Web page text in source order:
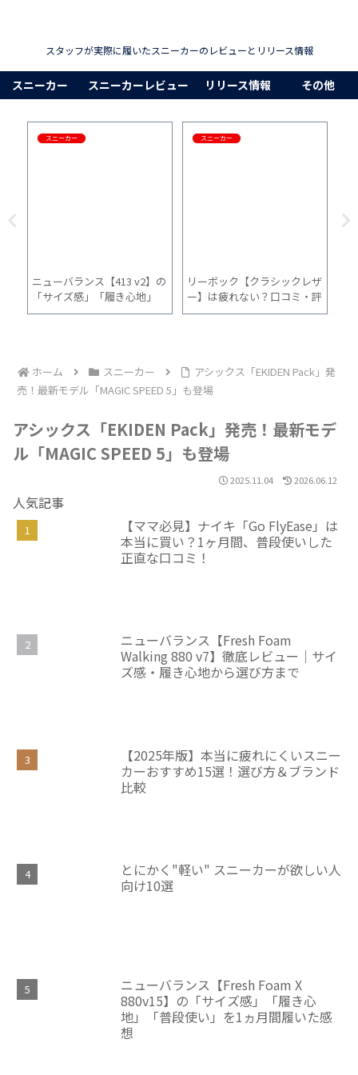
スタッフが実際に履いたスニーカーのレビューとリリース情報
スニーカー スニーカーレビュー リリース情報 その他
スニーカー
ニューバランス【413 v2】の
「サイズ感」「履き心地」
「普段使い」を1ヵ月間履い
スニーカー
リーボック【クラシックレザ
ー】は疲れない？口コミ・評
判やサイズ感を1ヶ月履いて
ホーム スニーカー
アシックス「EKIDEN Pack」発
売！最新モデル「MAGIC SPEED 5」も登場
アシックス「EKIDEN Pack」発売！最新モデ
ル「MAGIC SPEED 5」も登場
2025.11.04 2026.06.12
人気記事
【ママ必見】ナイキ「Go FlyEase」は
本当に買い？1ヶ月間、普段使いした
正直な口コミ！
ニューバランス【Fresh Foam
Walking 880 v7】徹底レビュー｜サイ
ズ感・履き心地から選び方まで
【2025年版】本当に疲れにくいスニー
カーおすすめ15選！選び方＆ブランド
比較
とにかく"軽い" スニーカーが欲しい人
向け10選
ニューバランス【Fresh Foam X
880v15】の「サイズ感」「履き心
地」「普段使い」を1ヵ月間履いた感
想